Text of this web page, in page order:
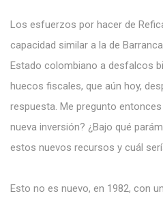
Los esfuerzos por hacer de
capacidad similar a la de
Estado colombiano a desfalcos
huecos fiscales, que aún hoy,
respuesta. Me pregunto
nueva inversión? ¿Bajo qué
estos nuevos recursos y cuál
Esto no es nuevo, en 1982, con